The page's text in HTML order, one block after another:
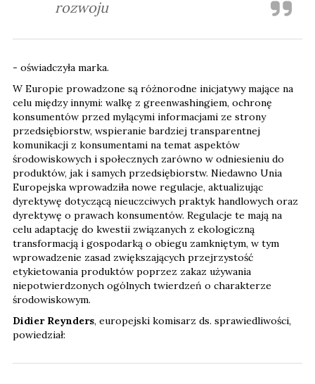
rozwoju
- oświadczyła marka.
W Europie prowadzone są różnorodne inicjatywy mające na
celu między innymi: walkę z greenwashingiem, ochronę
konsumentów przed mylącymi informacjami ze strony
przedsiębiorstw, wspieranie bardziej transparentnej
komunikacji z konsumentami na temat aspektów
środowiskowych i społecznych zarówno w odniesieniu do
produktów, jak i samych przedsiębiorstw. Niedawno Unia
Europejska wprowadziła nowe regulacje, aktualizując
dyrektywę dotyczącą nieuczciwych praktyk handlowych oraz
dyrektywę o prawach konsumentów. Regulacje te mają na
celu adaptację do kwestii związanych z ekologiczną
transformacją i gospodarką o obiegu zamkniętym, w tym
wprowadzenie zasad zwiększających przejrzystość
etykietowania produktów poprzez zakaz używania
niepotwierdzonych ogólnych twierdzeń o charakterze
środowiskowym.
Didier Reynders, europejski komisarz ds. sprawiedliwości,
powiedział: